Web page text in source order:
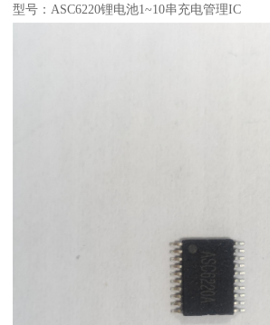
型号：ASC6220锂电池1~10串充电管理IC